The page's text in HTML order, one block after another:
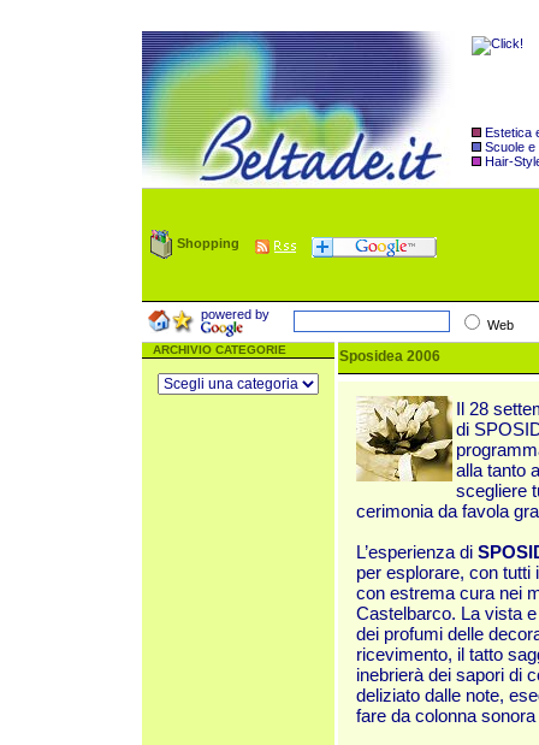
Estetica
Scuole e
Hair-
Shopping
powered by
Web
ARCHIVIO CATEGORIE Sposidea 2006
Il 28
di
alla tanto
scegliere
cerimonia da favola
L’esperienza di
per esplorare, con tutti
con estrema cura nei
Castelbarco. La vista
dei profumi delle
ricevimento, il tatto
inebrierà dei sapori di
deliziato dalle note,
fare da colonna